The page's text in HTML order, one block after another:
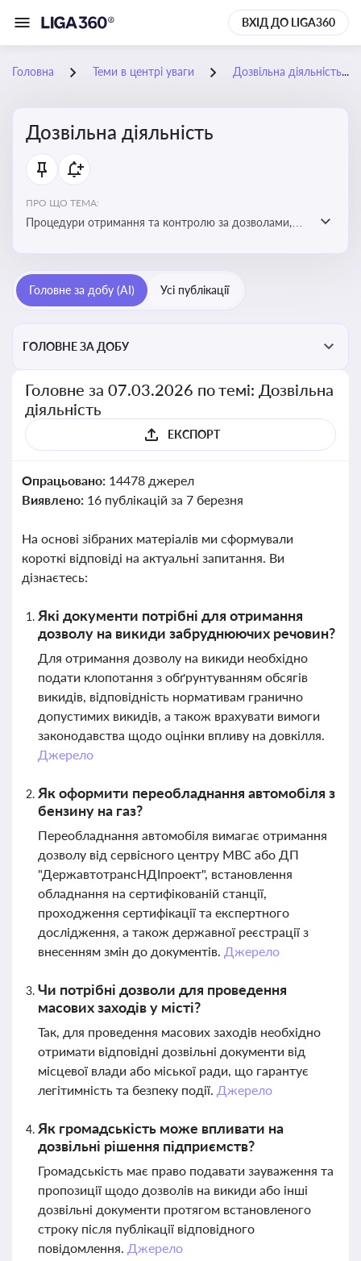
ВХІД ДО LIGA360
Головна Теми в центрі уваги Дозвільна діяльність
Дозвільна діяльність
ПРО ЩО ТЕМА:
Процедури отримання та контролю за дозволами,
законодавстві, щоб уникнути порушень та
забезпечити відповідність вимогам регуляторних
Головне за добу (AI) Усі публікації
ГОЛОВНЕ ЗА ДОБУ
Головне за 07.03.2026 по темі: Дозвільна
діяльність
ЕКСПОРТ
Опрацьовано: 14478 джерел
Виявлено: 16 публікацій за 7 березня
На основі зібраних матеріалів ми сформували
короткі відповіді на актуальні запитання. Ви
дізнаєтесь:
Які документи потрібні для отримання
дозволу на викиди забруднюючих речовин?
Для отримання дозволу на викиди необхідно
подати клопотання з обґрунтуванням обсягів
викидів, відповідність нормативам гранично
допустимих викидів, а також врахувати вимоги
законодавства щодо оцінки впливу на довкілля.
Джерело
Як оформити переобладнання автомобіля з
бензину на газ?
Переобладнання автомобіля вимагає отримання
дозволу від сервісного центру МВС або ДП
"ДержавтотрансНДІпроект", встановлення
обладнання на сертифікованій станції,
проходження сертифікації та експертного
дослідження, а також державної реєстрації з
внесенням змін до документів. Джерело
Чи потрібні дозволи для проведення
масових заходів у місті?
Так, для проведення масових заходів необхідно
отримати відповідні дозвільні документи від
місцевої влади або міської ради, що гарантує
легітимність та безпеку події. Джерело
Як громадськість може впливати на
дозвільні рішення підприємств?
Громадськість має право подавати зауваження та
пропозиції щодо дозволів на викиди або інші
дозвільні документи протягом встановленого
строку після публікації відповідного
повідомлення. Джерело